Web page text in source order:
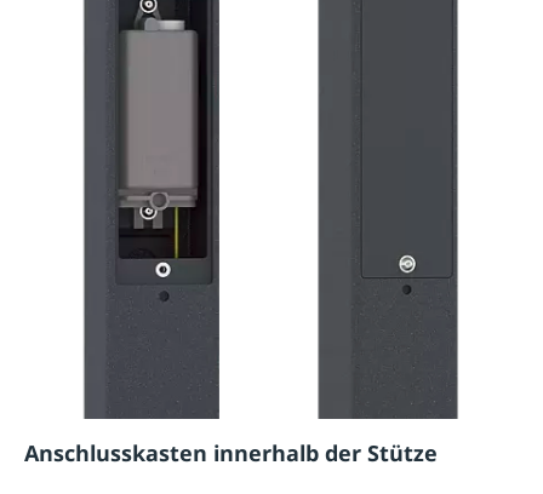
Anschlusskasten innerhalb der Stütze